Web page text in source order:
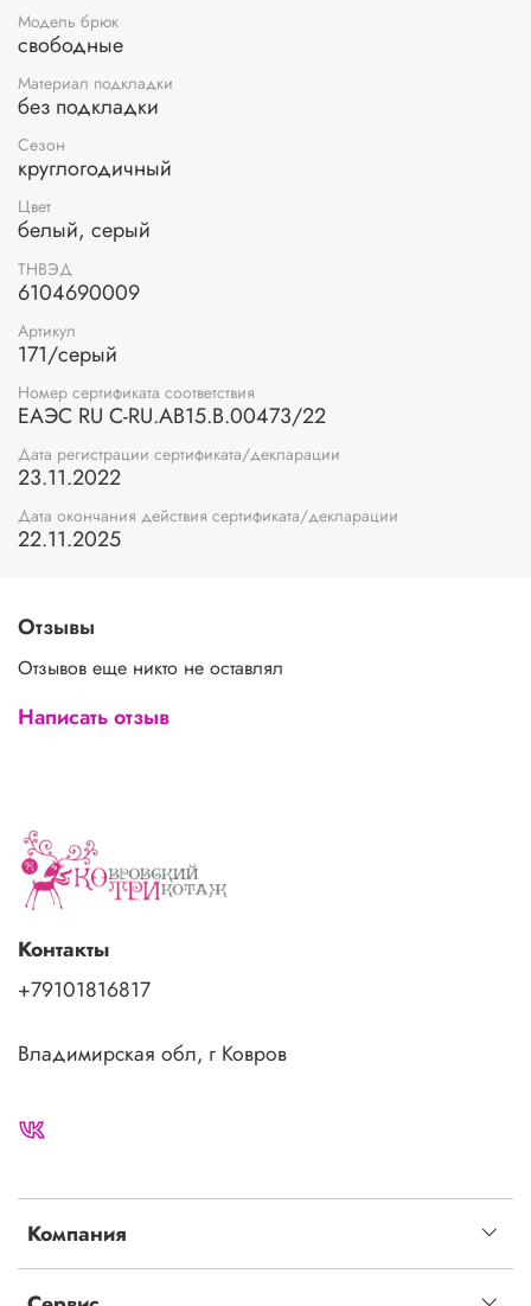
Модель брюк
свободные
Материал подкладки
без подкладки
Сезон
круглогодичный
Цвет
белый, серый
ТНВЭД
6104690009
Артикул
171/серый
Номер сертификата соответствия
ЕАЭС RU С-RU.АВ15.В.00473/22
Дата регистрации сертификата/декларации
23.11.2022
Дата окончания действия сертификата/декларации
22.11.2025
Отзывы
Отзывов еще никто не оставлял
Написать отзыв
Компания
Контакты
+79101816817
Владимирская обл, г Ковров